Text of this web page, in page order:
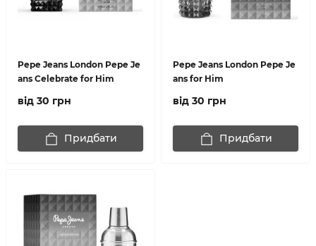
Pepe Jeans London Pepe Je
ans Celebrate for Him
від 30 грн
Придбати
Pepe Jeans London Pepe Je
ans for Him
від 30 грн
Придбати